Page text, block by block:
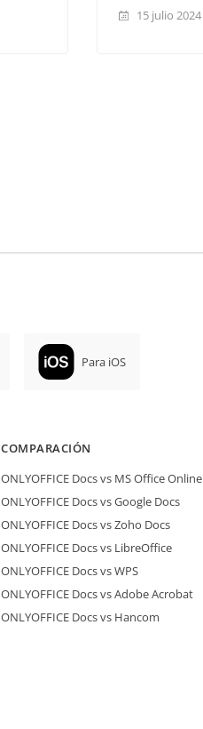
15 julio 2024
Para iOS
COMPARACIÓN
ONLYOFFICE Docs vs MS Office Online
ONLYOFFICE Docs vs Google Docs
ONLYOFFICE Docs vs Zoho Docs
ONLYOFFICE Docs vs LibreOffice
ONLYOFFICE Docs vs WPS
ONLYOFFICE Docs vs Adobe Acrobat
ONLYOFFICE Docs vs Hancom